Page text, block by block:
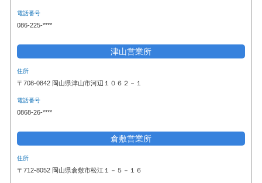
電話番号
086-225-****
津山営業所
住所
〒708-0842 岡山県津山市河辺１０６２－１
電話番号
0868-26-****
倉敷営業所
住所
〒712-8052 岡山県倉敷市松江１－５－１６